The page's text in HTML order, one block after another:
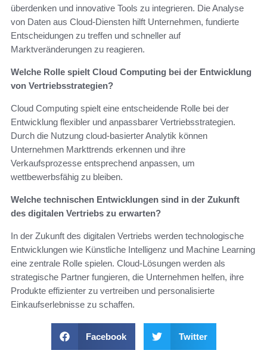
überdenken und innovative Tools zu integrieren. Die Analyse
von Daten aus Cloud-Diensten hilft Unternehmen, fundierte
Entscheidungen zu treffen und schneller auf
Marktveränderungen zu reagieren.
Welche Rolle spielt Cloud Computing bei der Entwicklung
von Vertriebsstrategien?
Cloud Computing spielt eine entscheidende Rolle bei der
Entwicklung flexibler und anpassbarer Vertriebsstrategien.
Durch die Nutzung cloud-basierter Analytik können
Unternehmen Markttrends erkennen und ihre
Verkaufsprozesse entsprechend anpassen, um
wettbewerbsfähig zu bleiben.
Welche technischen Entwicklungen sind in der Zukunft
des digitalen Vertriebs zu erwarten?
In der Zukunft des digitalen Vertriebs werden technologische
Entwicklungen wie Künstliche Intelligenz und Machine Learning
eine zentrale Rolle spielen. Cloud-Lösungen werden als
strategische Partner fungieren, die Unternehmen helfen, ihre
Produkte effizienter zu vertreiben und personalisierte
Einkaufserlebnisse zu schaffen.
Facebook Twitter